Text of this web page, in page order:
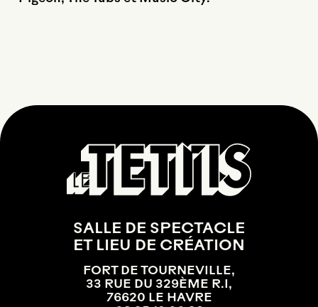
SALLE DE SPECTACLE
ET LIEU DE CRÉATION
FORT DE TOURNEVILLE,
33 RUE DU 329ÈME R.I,
76620 LE HAVRE